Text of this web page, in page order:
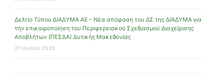
Δελτίο Τύπου ΔΙΑΔΥΜΑ ΑΕ – Νέα απόφαση του ΔΣ της ΔΙΑΔΥΜΑ για
την επικαιροποίηση του Περιφερειακού Σχεδιασμού Διαχείρισης
Αποβλήτων (ΠΕΣΔΑ) Δυτικής Μακεδονίας
21 Ιουλίου 2026